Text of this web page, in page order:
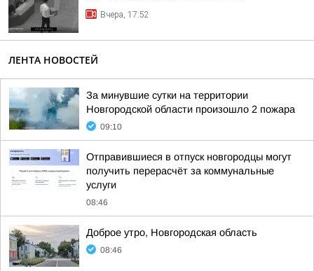
Вчера, 17:52
ЛЕНТА НОВОСТЕЙ
За минувшие сутки на территории
Новгородской области произошло 2 пожара
09:10
Отправившиеся в отпуск новгородцы могут
получить перерасчёт за коммунальные
услуги
08:46
Доброе утро, Новгородская область
08:46